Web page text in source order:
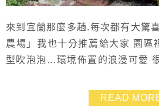
來到宜蘭那麼多趟.每次都有大驚
農場」我也十分推薦給大家 園區
型吹泡泡…環境佈置的浪漫可愛
READ